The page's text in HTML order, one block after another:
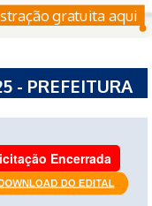
gratuita aqui
- PREFEITURA
Encerrada